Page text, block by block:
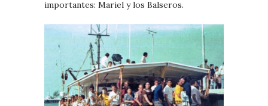
importantes: Mariel y los Balseros.